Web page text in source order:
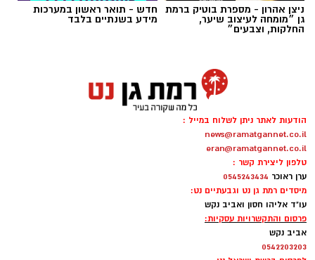
צילום: מד"א הצלה דרום
מגן דוד אדום פרסם הבוקר קריאה דחופה לציבור
להגיע באופן מיידי לתחנות התרמת הדם ברחבי
הארץ, בעקבות מחסור חמור במנות דם. במד”א
מזהירים כי מלאי הדם בבנק הדם הלאומי הולך
ואוזל, ומקררי בנק הדם מתרוקנים במהירות, בזמן
שבתי החולים ממשיכים להזדקק למנות דם מדי יום.
בשירותי הדם של מד”א מספקים דם ומרכיביו לכלל
שבעה ימים בשבוע. כדי לשמור על מלאי תקין
ניצן אהרון - מספרת בוטיק ברמת
גן ״מומחה לעיצוב שיער,
החלקות, וצבעים״
חדש - תואר ראשון במערכות
מידע בשנתיים בלבד
הודעות לאתר ניתן לשלוח במייל :
news@ramatgannet.co.il
eran@ramatgannet.co.il
טלפון ליצירת קשר :
ערן ראוכר 0545243434
מיסדים רמת גן נט וגבעתיים נט:
עו"ד אליהו חסון ואביב נקש
פרסום והתקשרויות עסקיות:
אביב נקש
0542203203